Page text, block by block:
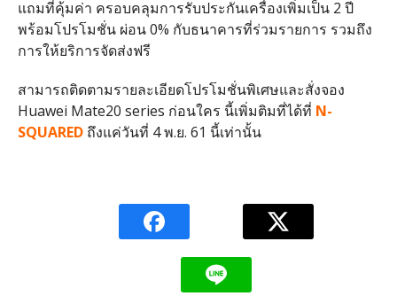
แถมที่คุ้มค่า ครอบคลุมการรับประกันเครื่องเพิ่มเป็น 2 ปี
พร้อมโปรโมชั่น ผ่อน 0% กับธนาคารที่ร่วมรายการ รวมถึง
การให้ยริการจัดส่งฟรี
สามารถติดตามรายละเอียดโปรโมชั่นพิเศษและสั่งจอง
Huawei Mate20 series ก่อนใคร นี้เพิ่มติมที่ได้ที่ N-
SQUARED ถึงแค่วันที่ 4 พ.ย. 61 นี้เท่านั้น